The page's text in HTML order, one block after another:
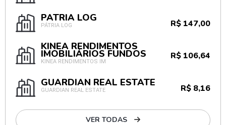
PÁTRIA LOG
PÁTRIA LOG R$ 147,00
KINEA RENDIMENTOS
IMOBILIÁRIOS FUNDOS
KINEA RENDIMENTOS IM
R$ 106,64
GUARDIAN REAL ESTATE
GUARDIAN REAL ESTATE R$ 8,16
VER TODAS